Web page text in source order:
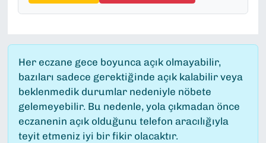
Her eczane gece boyunca açık olmayabilir,
bazıları sadece gerektiğinde açık kalabilir veya
beklenmedik durumlar nedeniyle nöbete
gelemeyebilir. Bu nedenle, yola çıkmadan önce
eczanenin açık olduğunu telefon aracılığıyla
teyit etmeniz iyi bir fikir olacaktır.